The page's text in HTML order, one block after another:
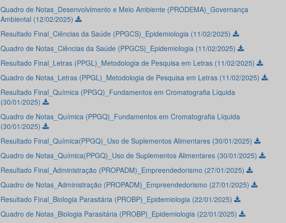
Quadro de Notas_Desenvolvimento e Meio Ambiente (PRODEMA)_Governança
Ambiental (12/02/2025)
Resultado Final_Ciências da Saúde (PPGCS)_Epidemiologia (11/02/2025)
Quadro de Notas_Ciências da Saúde (PPGCS)_Epidemiologia (11/02/2025)
Resultado Final_Letras (PPGL)_Metodologia de Pesquisa em Letras (11/02/2025)
Quadro de Notas_Letras (PPGL)_Metodologia de Pesquisa em Letras (11/02/2025)
Resultado Final_Química (PPGQ)_Fundamentos em Cromatografia Líquida
(30/01/2025)
Quadro de Notas_Química (PPGQ)_Fundamentos em Cromatografia Líquida
(30/01/2025)
Resultado Final_Química(PPGQ)_Uso de Suplementos Alimentares (30/01/2025)
Quadro de Notas_Química(PPGQ)_Uso de Suplementos Alimentares (30/01/2025)
Resultado Final_Administração (PROPADM)_Empreendedorismo (27/01/2025)
Quadro de Notas_Administração (PROPADM)_Empreendedorismo (27/01/2025)
Resultado Final_Biologia Parasitária (PROBP)_Epidemiologia (22/01/2025)
Quadro de Notas_Biologia Parasitária (PROBP)_Epidemiologia (22/01/2025)